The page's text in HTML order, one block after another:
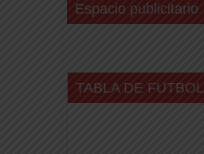
Espacio publicitario
TABLA DE FUTBOL